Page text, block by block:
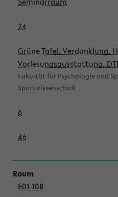
24
Grüne Tafel, Verdunklung,
Vorlesungsausstattung,
Fakultät für Psychologie und
Sportwissenschaft
6
46
E01-108